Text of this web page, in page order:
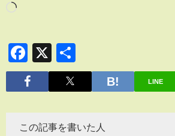
Facebook
X
有
LINE
この記事を書いた人